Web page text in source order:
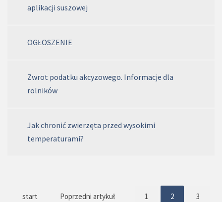
aplikacji suszowej
OGŁOSZENIE
Zwrot podatku akcyzowego. Informacje dla
rolników
Jak chronić zwierzęta przed wysokimi
temperaturami?
start Poprzedni artykuł 1 2 3